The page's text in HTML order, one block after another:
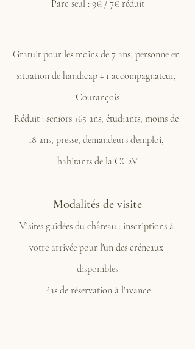
Parc seul : 9€ / 7€ réduit
Gratuit pour les moins de 7 ans, personne en
situation de handicap + 1 accompagnateur,
Courançois
Réduit : seniors +65 ans, étudiants, moins de
18 ans, presse, demandeurs d'emploi,
habitants de la CC2V
Modalités de visite
Visites guidées du château : inscriptions à
votre arrivée pour l'un des créneaux
disponibles
Pas de réservation à l'avance